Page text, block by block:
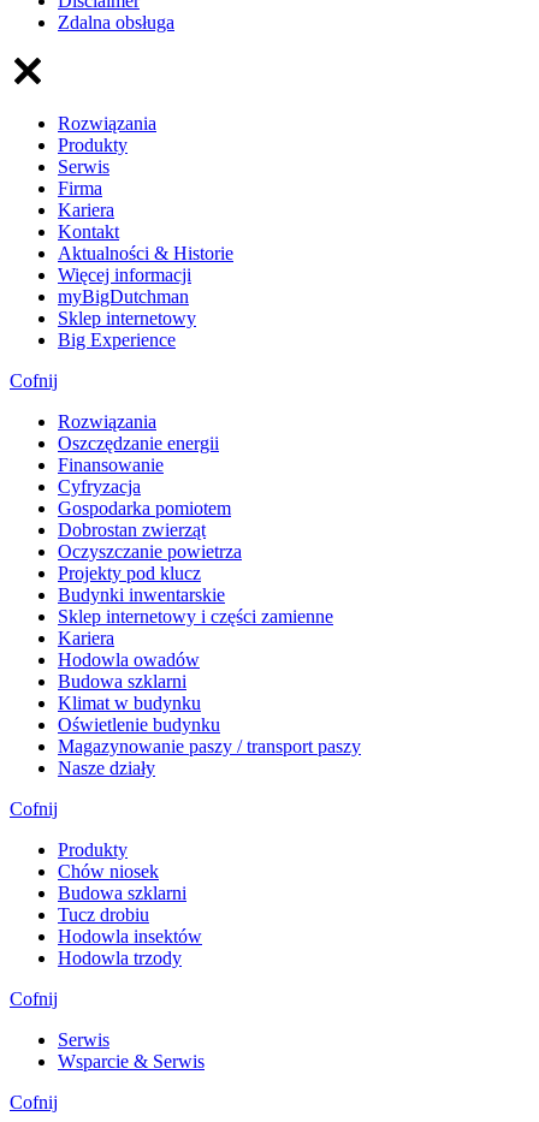
Zdalna obsługa
Rozwiązania
Produkty
Serwis
Firma
Kariera
Kontakt
Aktualności & Historie
Więcej informacji
myBigDutchman
Sklep internetowy
Big Experience
Cofnij
Rozwiązania
​Oszczędzanie energii
Finansowanie
Cyfryzacja
Gospodarka pomiotem
Dobrostan zwierząt
Oczyszczanie powietrza
Projekty pod klucz
Budynki inwentarskie
Sklep internetowy i części zamienne
Kariera
Hodowla owadów
Budowa szklarni
Klimat w budynku
Oświetlenie budynku
Magazynowanie paszy / transport paszy
Nasze działy
Cofnij
Produkty
Chów niosek
Budowa szklarni
Tucz drobiu
Hodowla insektów
Hodowla trzody
Cofnij
Serwis
Wsparcie & Serwis
Cofnij